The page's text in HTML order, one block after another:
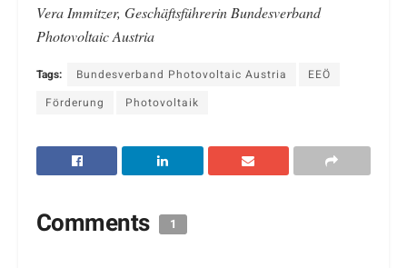
Vera Immitzer, Geschäftsführerin Bundesverband
Photovoltaic Austria
Tags: Bundesverband Photovoltaic Austria
EEÖ
Förderung
Photovoltaik
Comments 1